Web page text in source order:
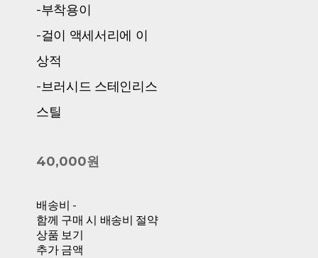
-부착용이
-걸이 액세서리에 이
상적
-브러시드 스테인리스
스틸
40,000원
배송비 -
함께 구매 시 배송비 절약
상품 보기
추가 금액